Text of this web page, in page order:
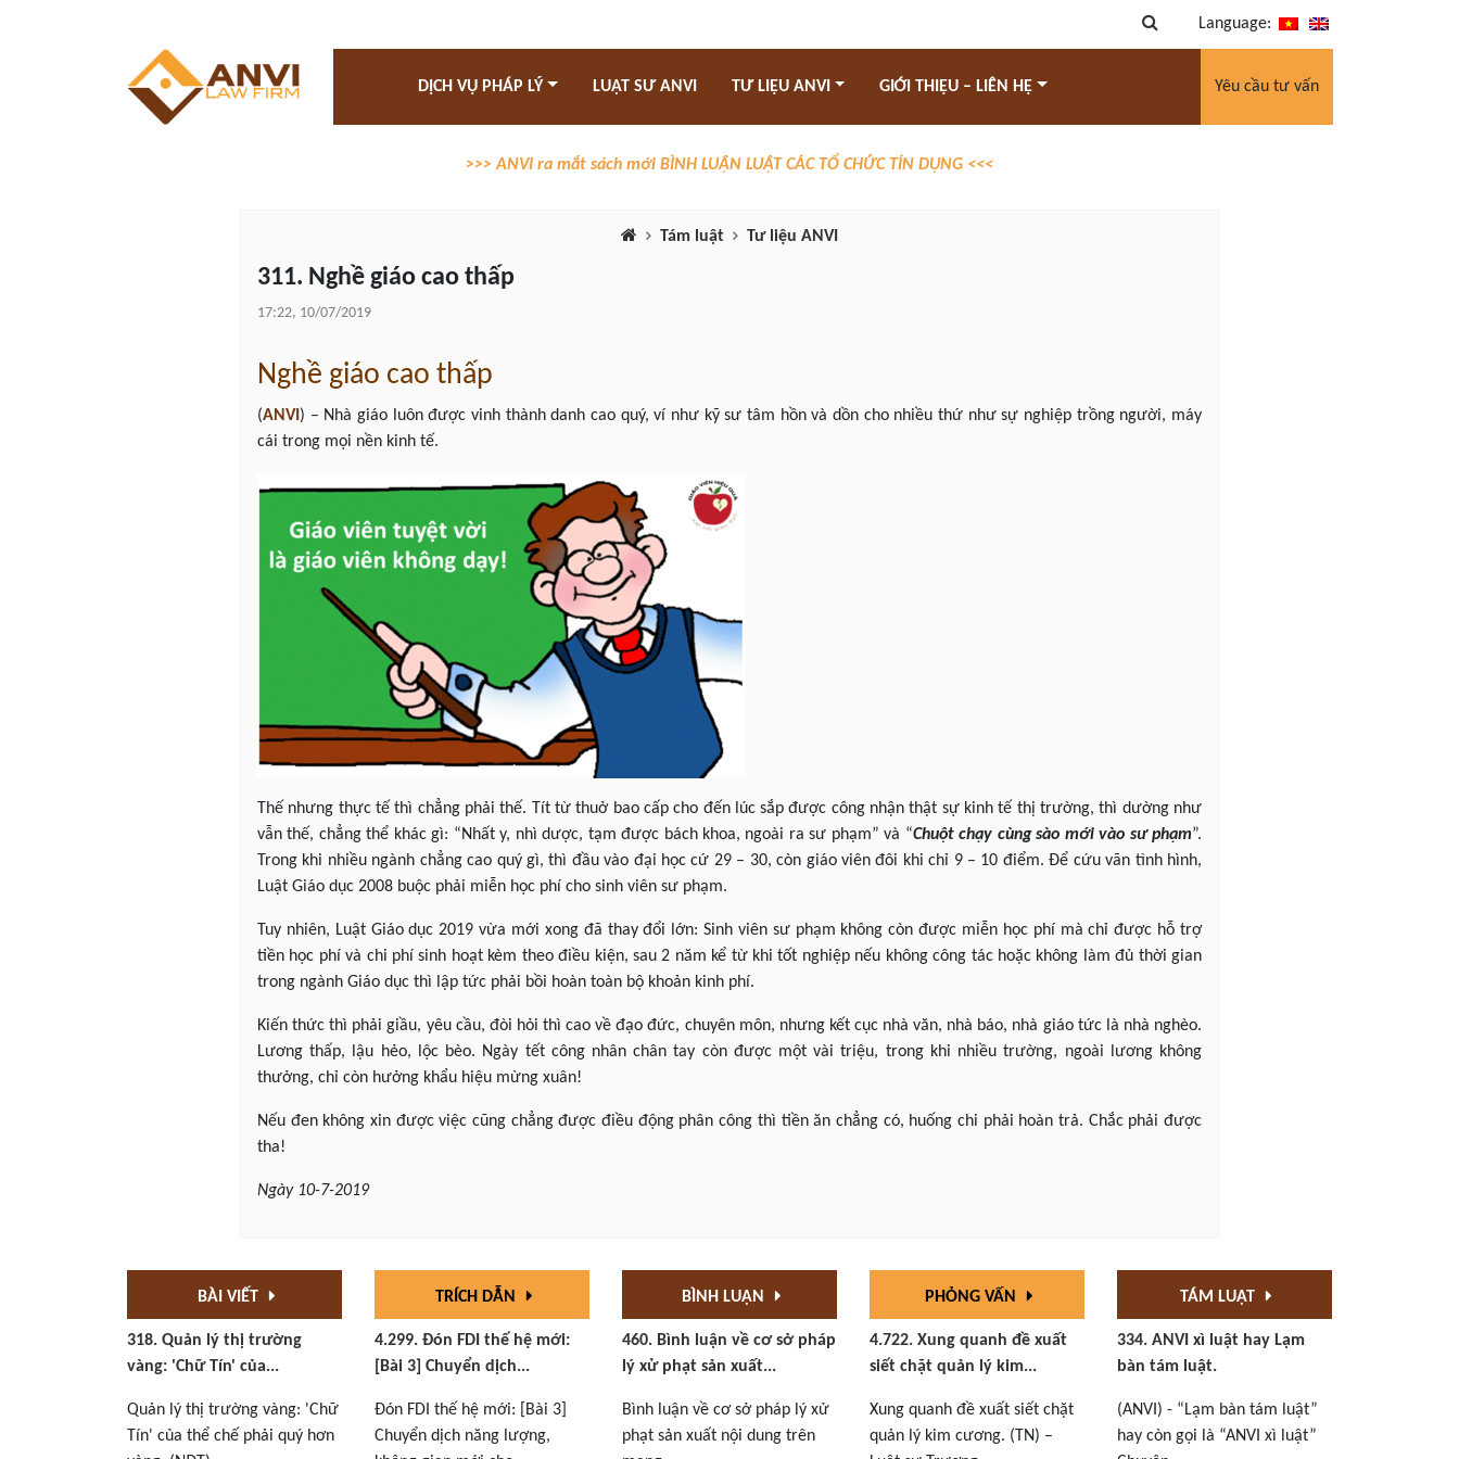
Language:
DỊCH VỤ PHÁP LÝ LUẬT SƯ ANVI TƯ LIỆU ANVI GIỚI THIỆU – LIÊN HỆ Yêu cầu tư vấn
>>> ANVI ra mắt sách mới BÌNH LUẬN LUẬT CÁC TỔ CHỨC TÍN DỤNG <<<
Tám luật Tư liệu ANVI
311. Nghề giáo cao thấp
17:22, 10/07/2019
Nghề giáo cao thấp
(ANVI ) – Nhà giáo luôn được vinh thành danh cao quý, ví như kỹ sư tâm hồn và dồn cho nhiều thứ như sự nghiệp trồng người, máy
cái trong mọi nền kinh tế.
Thế nhưng thực tế thì chẳng phải thế. Tít từ thuở bao cấp cho đến lúc sắp được công nhận thật sự kinh tế thị trường, thì dường như
vẫn thế, chẳng thể khác gì: “Nhất y, nhì dược, tạm được bách khoa, ngoài ra sư phạm” và “Chuột chạy cùng sào mới vào sư phạm”.
Trong khi nhiều ngành chẳng cao quý gì, thì đầu vào đại học cứ 29 – 30, còn giáo viên đôi khi chỉ 9 – 10 điểm. Để cứu vãn tình hình,
Luật Giáo dục 2008 buộc phải miễn học phí cho sinh viên sư phạm.
Tuy nhiên, Luật Giáo dục 2019 vừa mới xong đã thay đổi lớn: Sinh viên sư phạm không còn được miễn học phí mà chỉ được hỗ trợ
tiền học phí và chi phí sinh hoạt kèm theo điều kiện, sau 2 năm kể từ khi tốt nghiệp nếu không công tác hoặc không làm đủ thời gian
trong ngành Giáo dục thì lập tức phải bồi hoàn toàn bộ khoản kinh phí.
Kiến thức thì phải giầu, yêu cầu, đòi hỏi thì cao về đạo đức, chuyên môn, nhưng kết cục nhà văn, nhà báo, nhà giáo tức là nhà nghèo.
Lương thấp, lậu hẻo, lộc bèo. Ngày tết công nhân chân tay còn được một vài triệu, trong khi nhiều trường, ngoài lương không
thưởng, chỉ còn hưởng khẩu hiệu mừng xuân!
Nếu đen không xin được việc cũng chẳng được điều động phân công thì tiền ăn chẳng có, huống chi phải hoàn trả. Chắc phải được
tha!
Ngày 10-7-2019
BÀI VIẾT
318. Quản lý thị trường
vàng: 'Chữ Tín' của...
Quản lý thị trường vàng: 'Chữ
Tín' của thể chế phải quý hơn
TRÍCH DẪN
4.299. Đón FDI thế hệ mới:
[Bài 3] Chuyển dịch...
Đón FDI thế hệ mới: [Bài 3]
Chuyển dịch năng lượng,
BÌNH LUẬN
460. Bình luận về cơ sở pháp
lý xử phạt sản xuất...
Bình luận về cơ sở pháp lý xử
phạt sản xuất nội dung trên
PHỎNG VẤN
4.722. Xung quanh đề xuất
siết chặt quản lý kim...
Xung quanh đề xuất siết chặt
quản lý kim cương. (TN) –
TÁM LUẬT
334. ANVI xì luật hay Lạm
bàn tám luật.
(ANVI) - “Lạm bàn tám luật”
hay còn gọi là “ANVI xì luật”